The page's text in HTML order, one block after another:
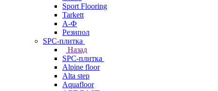
Sport Flooring
Tarkett
А-Ф
Резипол
SPC-плитка
Назад
SPC-плитка
Alpine floor
Alta step
Aquafloor